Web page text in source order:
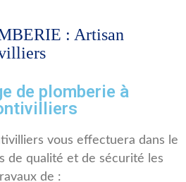
: Artisan
de plomberie à
vous effectuera dans le
de qualité et de sécurité les
de :